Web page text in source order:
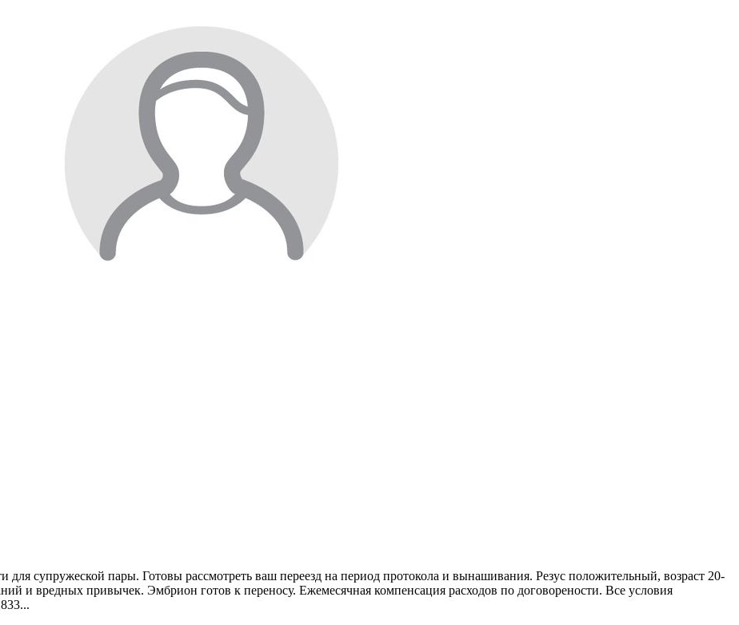
супружеской пары. Готовы рассмотреть ваш переезд на период протокола и вынашивания. Резус положительный, возраст 20-
и вредных привычек. Эмбрион готов к переносу. Ежемесячная компенсация расходов по договорености. Все условия